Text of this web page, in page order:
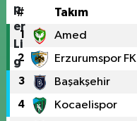
# Takım
1 Amed
2 Erzurumspor FK
3 Başakşehir
4 Kocaelispor